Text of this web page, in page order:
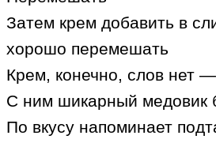
Затем крем добавить в
хорошо перемешать
Крем, конечно, слов нет
С ним шикарный медовик
По вкусу напоминает